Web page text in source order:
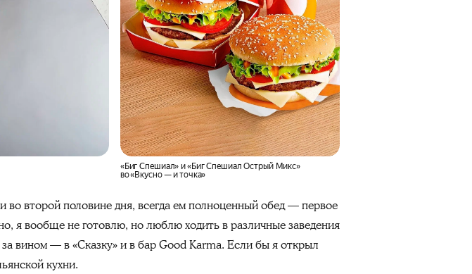
«Биг Спешиал» и «Биг Спешиал Острый Микс»
во «Вкусно — и точка»
во второй половине дня, всегда ем полноценный обед — первое
я вообще не готовлю, но люблю ходить в различные заведения
вином — в «Сказку» и в бар Good Karma. Если бы я открыл
кухни.